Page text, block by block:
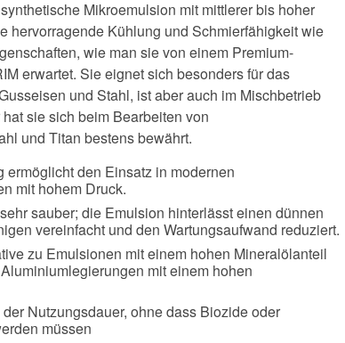
Mikroemulsion mit mittlerer bis hoher
hervorragende Kühlung und Schmierfähigkeit wie
wie man sie von einem Premium-
erwartet. Sie eignet sich besonders für das
und Stahl, ist aber auch im Mischbetrieb
sie sich beim Bearbeiten von
und Titan bestens bewährt.
ermöglicht den Einsatz in modernen
mit hohem Druck.
sauber; die Emulsion hinterlässt einen dünnen
vereinfacht und den Wartungsaufwand reduziert.
zu Emulsionen mit einem hohen Mineralölanteil
mit einem hohen
Nutzungsdauer, ohne dass Biozide oder
müssen